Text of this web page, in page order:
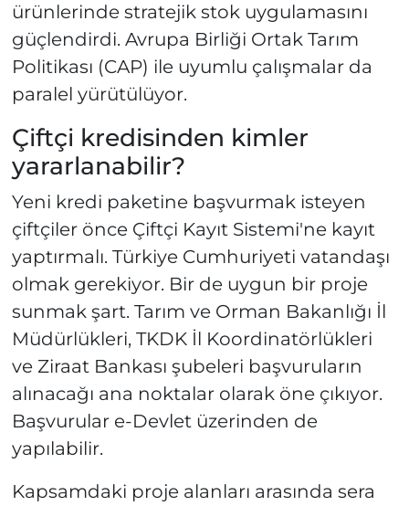
ürünlerinde stratejik stok uygulamasını
güçlendirdi. Avrupa Birliği Ortak Tarım
Politikası (CAP) ile uyumlu çalışmalar da
paralel yürütülüyor.
Çiftçi kredisinden kimler
yararlanabilir?
Yeni kredi paketine başvurmak isteyen
çiftçiler önce Çiftçi Kayıt Sistemi'ne kayıt
yaptırmalı. Türkiye Cumhuriyeti vatandaşı
olmak gerekiyor. Bir de uygun bir proje
sunmak şart. Tarım ve Orman Bakanlığı İl
Müdürlükleri, TKDK İl Koordinatörlükleri
ve Ziraat Bankası şubeleri başvuruların
alınacağı ana noktalar olarak öne çıkıyor.
Başvurular e-Devlet üzerinden de
yapılabilir.
Kapsamdaki proje alanları arasında sera